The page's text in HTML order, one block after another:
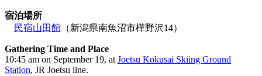
宿泊場所
民宿山田館 （新潟県南魚沼市樺野沢14）
Gathering Time and Place
10:45 am on September 19, at Joetsu Kokusai Skiing Ground
Station, JR Joetsu line.